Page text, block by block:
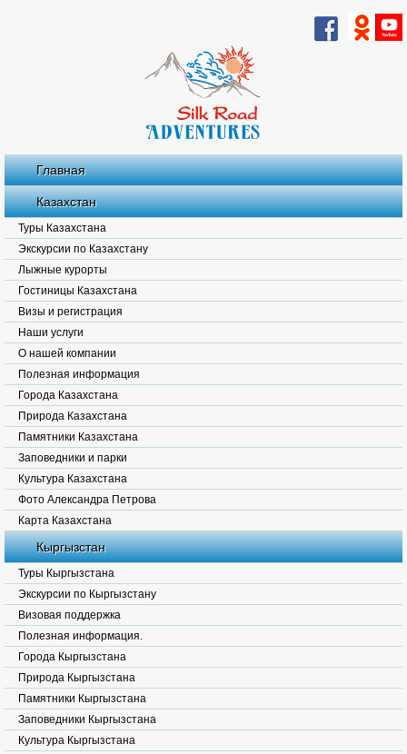
Главная
Казахстан
Туры Казахстана
Экскурсии по Казахстану
Лыжные курорты
Гостиницы Казахстана
Визы и регистрация
Наши услуги
О нашей компании
Полезная информация
Города Казахстана
Природа Казахстана
Памятники Казахстана
Заповедники и парки
Культура Казахстана
Фото Александра Петрова
Карта Казахстана
Кыргызстан
Туры Кыргызстана
Экскурсии по Кыргызстану
Визовая поддержка
Полезная информация.
Города Кыргызстана
Природа Кыргызстана
Памятники Кыргызстана
Заповедники Кыргызстана
Культура Кыргызстана